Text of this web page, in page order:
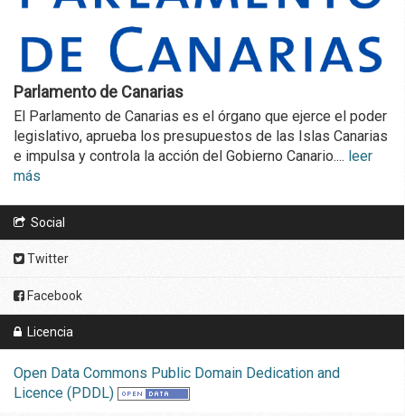
Parlamento de Canarias
El Parlamento de Canarias es el órgano que ejerce el poder
legislativo, aprueba los presupuestos de las Islas Canarias
e impulsa y controla la acción del Gobierno Canario.... leer
más
Social
Twitter
Facebook
Licencia
Open Data Commons Public Domain Dedication and
Licence (PDDL)